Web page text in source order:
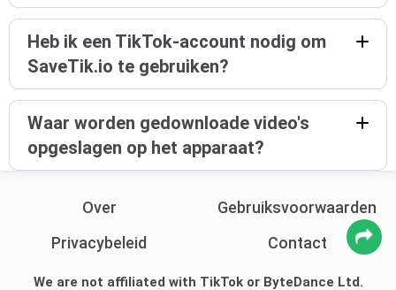
Heb ik een TikTok-account nodig om
SaveTik.io te gebruiken?
Waar worden gedownloade video's
opgeslagen op het apparaat?
Over
Gebruiksvoorwaarden
Privacybeleid
Contact
We are not affiliated with TikTok or ByteDance Ltd.